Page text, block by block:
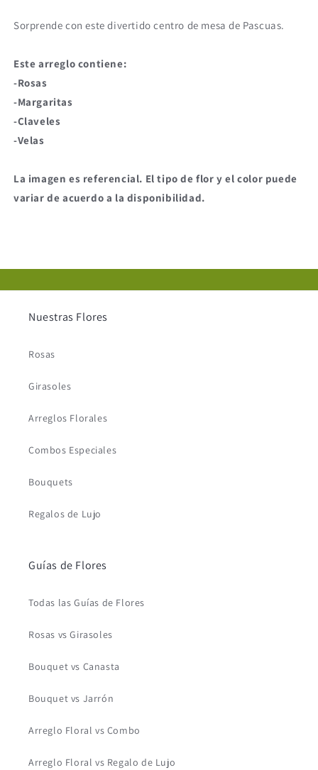
Sorprende con este divertido centro de mesa de Pascuas.
Este arreglo contiene:
-Rosas
-Margaritas
-Claveles
-Velas
La imagen es referencial. El tipo de flor y el color puede
variar de acuerdo a la disponibilidad.
Nuestras Flores
Rosas
Girasoles
Arreglos Florales
Combos Especiales
Bouquets
Regalos de Lujo
Guías de Flores
Todas las Guías de Flores
Rosas vs Girasoles
Bouquet vs Canasta
Bouquet vs Jarrón
Arreglo Floral vs Combo
Arreglo Floral vs Regalo de Lujo